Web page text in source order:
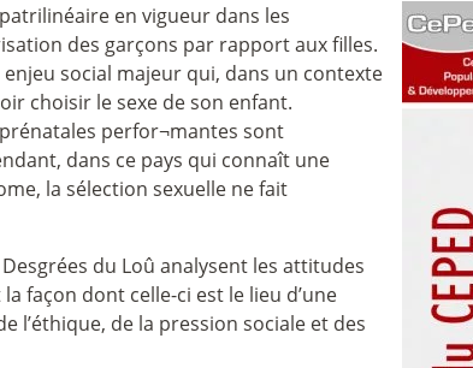
en vigueur dans les
des garçons par rapport aux filles.
social majeur qui, dans un contexte
choisir le sexe de son enfant.
perfor¬mantes sont
dans ce pays qui connaît une
la sélection sexuelle ne fait
du Loû analysent les attitudes
façon dont celle-ci est le lieu d’une
l’éthique, de la pression sociale et des